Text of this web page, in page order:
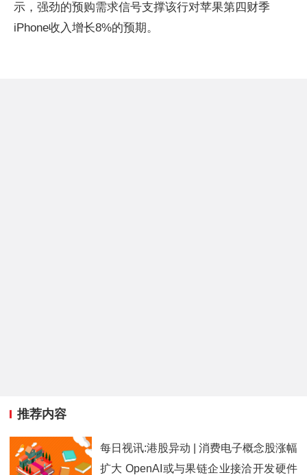
示，强劲的预购需求信号支撑该行对苹果第四财季
iPhone收入增长8%的预期。
推荐内容
每日视讯:港股异动 | 消费电子概念股涨幅
扩大 OpenAI或与果链企业接洽开发硬件